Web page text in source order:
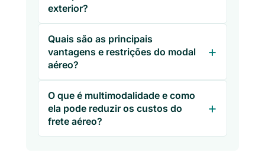
exterior?
Quais são as principais
vantagens e restrições do modal
aéreo?
O que é multimodalidade e como
ela pode reduzir os custos do
frete aéreo?